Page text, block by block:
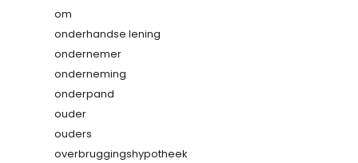
om
onderhandse lening
ondernemer
onderneming
onderpand
ouder
ouders
overbruggingshypotheek